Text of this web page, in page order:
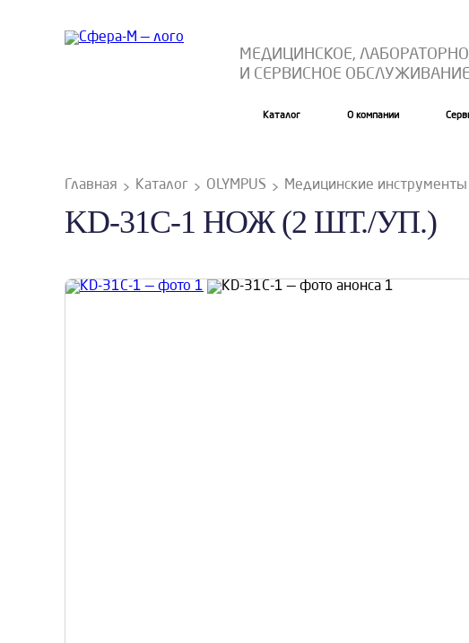
МЕДИЦИНСКОЕ,
И СЕРВИСНОЕ ОБСЛУЖИВАНИЕ
Каталог О компании
Главная Каталог OLYMPUS Медицинские инструменты
KD-31C-1 НОЖ (2 ШТ./УП.)